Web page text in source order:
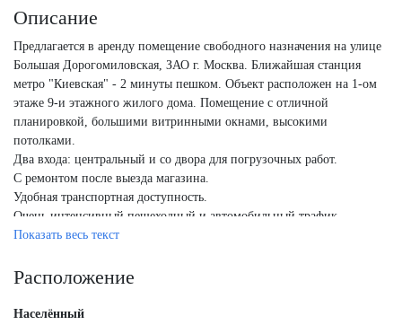
Описание
Предлагается в аренду помещение свободного назначения на улице
Большая Дорогомиловская, ЗАО г. Москва. Ближайшая станция
метро "Киевская" - 2 минуты пешком. Объект расположен на 1-ом
этаже 9-и этажного жилого дома. Помещение с отличной
планировкой, большими витринными окнами, высокими
потолками.
Два входа: центральный и со двора для погрузочных работ.
С ремонтом после выезда магазина.
Удобная транспортная доступность.
Очень интенсивный пешеходный и автомобильный трафик.
Разрешенная парковка перед входом в здание.
Показать весь текст
Расположение
Населённый